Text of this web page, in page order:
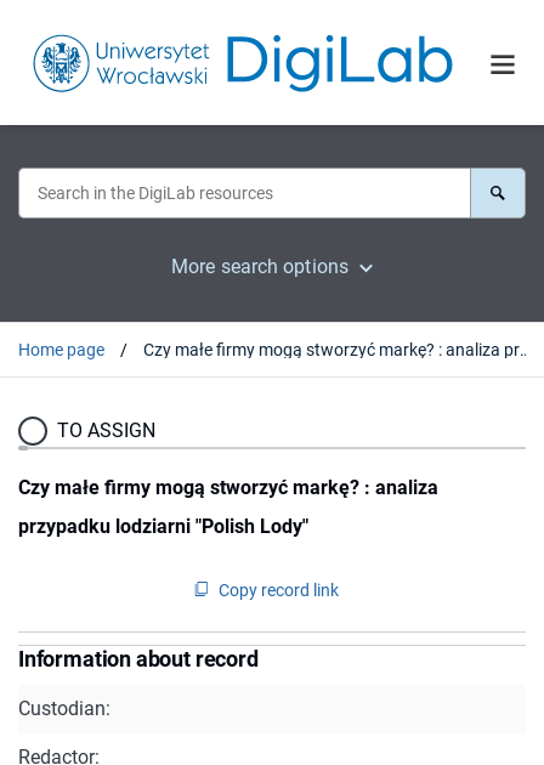
More search options
Home page Czy małe firmy mogą stworzyć markę? : analiza przypadku lodziarni "Polish Lody"
TO ASSIGN
Czy małe firmy mogą stworzyć markę? : analiza
przypadku lodziarni "Polish Lody"
Copy record link
Information about record
Custodian:
Redactor: